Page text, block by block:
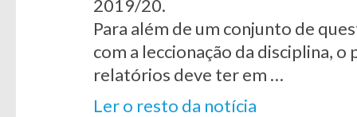
2019/20.
Para além de um conjunto de
com a leccionação da disciplina,
relatórios deve ter em …
Ler o resto da notícia